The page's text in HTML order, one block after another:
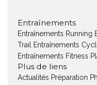
Entraînements
Entraînements Running
Trail
Entraînements
Entraînements Fitness
Plus de liens
Actualités Préparation